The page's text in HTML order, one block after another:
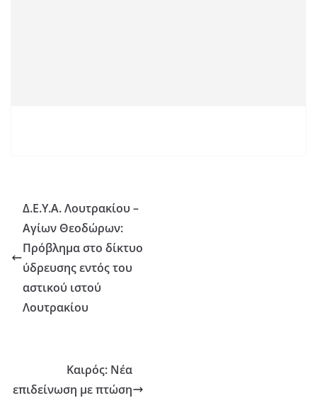
Δ.Ε.Υ.Α. Λουτρακίου –
Αγίων Θεοδώρων:
Πρόβλημα στο δίκτυο
ύδρευσης εντός του
αστικού ιστού
Λουτρακίου
Καιρός: Νέα
επιδείνωση με πτώση